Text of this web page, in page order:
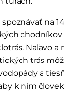
na
chodníkov
Naľavo a
trás
a
k nim